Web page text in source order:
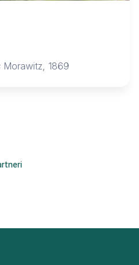
Morawitz, 1869